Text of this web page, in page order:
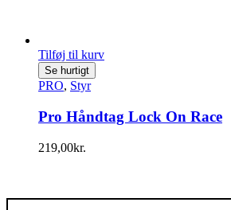
Tilføj til kurv
Se hurtigt
PRO, Styr
Pro Håndtag Lock On Race
219,00kr.